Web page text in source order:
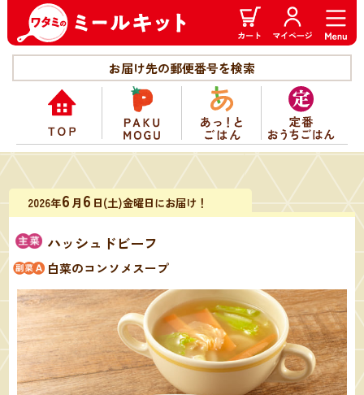
お届け先の郵便番号を検索
2026年6 月 6 日(土)金曜日にお届け！
ハッシュドビーフ
白菜のコンソメスープ